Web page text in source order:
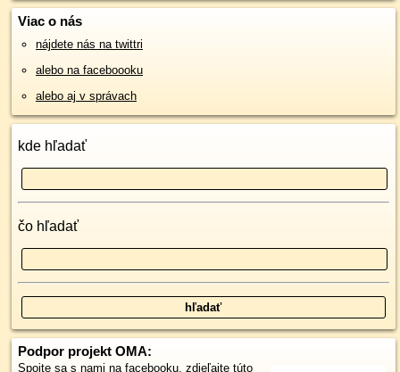
Viac o nás
nájdete nás na twittri
alebo na faceboooku
alebo aj v správach
kde hľadať
čo hľadať
Podpor projekt OMA:
Spojte sa s nami na facebooku, zdieľajte túto